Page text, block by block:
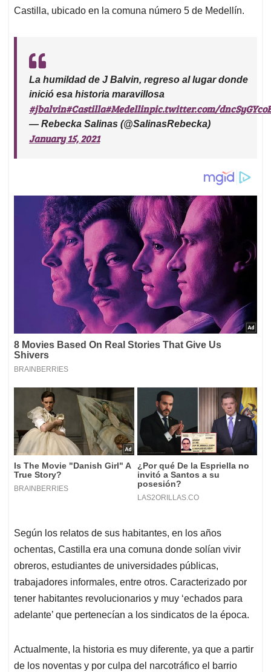
Castilla, ubicado en la comuna número 5 de Medellín.
La humildad de J Balvin, regreso al lugar donde
inició esa historia maravillosa
#jbalvin#Castilla#Medellinpic.twitter.com/
— Rebecka Salinas (@SalinasRebecka)
January 15, 2021
Según los relatos de sus habitantes, en los años
ochentas, Castilla era una comuna donde solían vivir
obreros, estudiantes de universidades públicas,
trabajadores informales, entre otros. Caracterizado por
tener habitantes revolucionarios y muy ‘echados para
adelante’ que pertenecían a los sindicatos de la época.
Actualmente, la historia es muy diferente, ya que a partir
de los noventas y por culpa del narcotráfico el barrio